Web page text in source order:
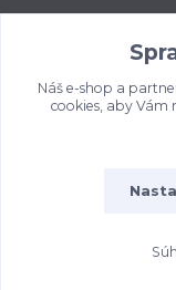
od 8:00 - do 16:00 hod
Náš e-shop a
cookies, aby